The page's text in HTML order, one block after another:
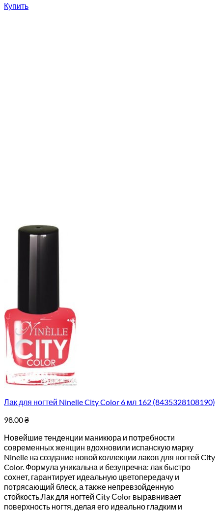
Купить
Лак для ногтей Ninelle City Color 6 мл 162 (8435328108190)
98.00₴
Новейшие тенденции маникюра и потребности
современных женщин вдохновили испанскую марку
Ninelle на создание новой коллекции лаков для ногтей City
Color. Формула уникальна и безупречна: лак быстро
сохнет, гарантирует идеальную цветопередачу и
потрясающий блеск, а также непревзойденную
стойкость.Лак для ногтей City Сolor выравнивает
поверхность ногтя, делая его идеально гладким и